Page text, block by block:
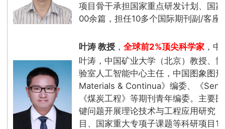
项目骨干承担国家重点研发计划、国
00余篇，担任10多个国际期刊副/客
叶涛 教授， 全球前2%顶尖科学家，中
叶涛，中国矿业大学（北京）教授、
验室人工智能中心主任，中国图象图
Materials & Continua》编委、《
《煤炭工程》等期刊青年编委。主要
键问题开展理论技术与工程应用研究
目、国家重大专项子课题等科研项目